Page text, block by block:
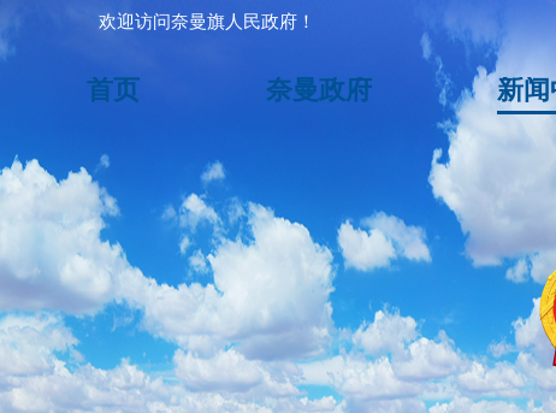
欢迎访问奈曼旗人民政府！
首页 奈曼政府 新